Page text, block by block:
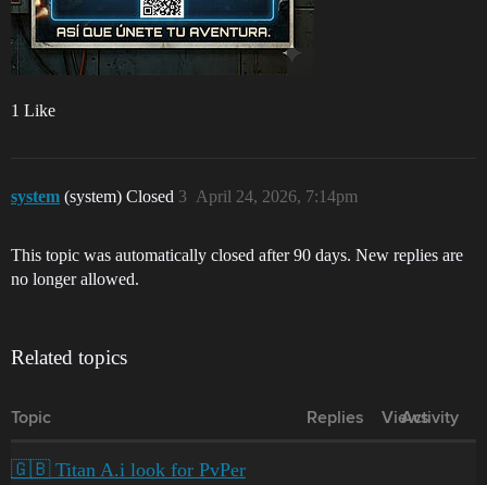
1 Like
system (system) Closed April 24, 2026, 7:14pm
3
This topic was automatically closed after 90 days. New replies are
no longer allowed.
Related topics
Topic Replies Views
Activity
🇬🇧 Titan A.i look for PvPer